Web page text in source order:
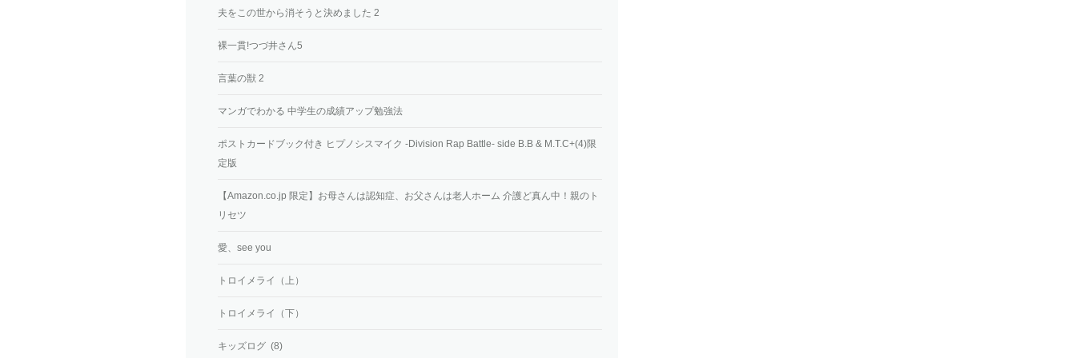
夫をこの世から消そうと決めました 2
裸一貫!つづ井さん5
言葉の獣 2
マンガでわかる 中学生の成績アップ勉強法
ポストカードブック付き ヒプノシスマイク -Division Rap Battle- side B.B & M.T.C+(4)限
定版
【Amazon.co.jp 限定】お母さんは認知症、お父さんは老人ホーム 介護ど真ん中！親のト
リセツ
愛、see you
トロイメライ（上）
トロイメライ（下）
キッズログ (8)